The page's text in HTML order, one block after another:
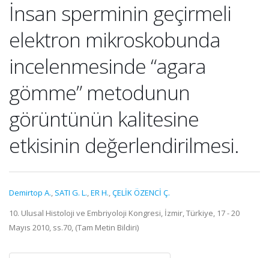
İnsan sperminin geçirmeli
elektron mikroskobunda
incelenmesinde “agara
gömme” metodunun
görüntünün kalitesine
etkisinin değerlendirilmesi.
Demirtop A., SATI G. L.,ER H.,ÇELİK ÖZENCİ Ç.
10. Ulusal Histoloji ve Embriyoloji Kongresi, İzmir, Türkiye, 17 - 20
Mayıs 2010, ss.70, (Tam Metin Bildiri)